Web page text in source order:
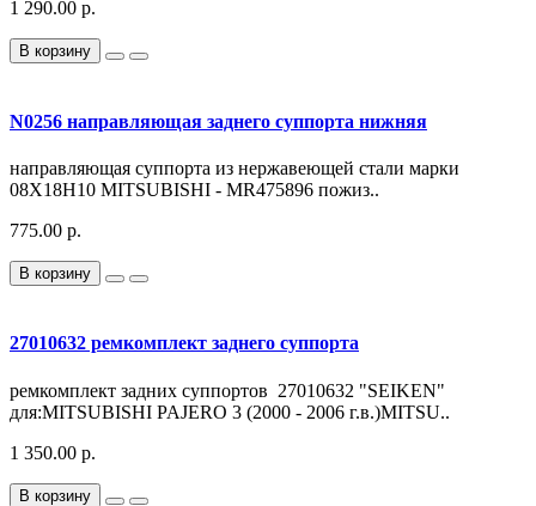
1 290.00 р.
В корзину
N0256 направляющая заднего суппорта нижняя
направляющая суппорта из нержавеющей стали марки
08Х18Н10 MITSUBISHI - MR475896 пожиз..
775.00 р.
В корзину
27010632 ремкомплект заднего суппорта
ремкомплект задних суппортов 27010632 "SEIKEN"
для:MITSUBISHI PAJERO 3 (2000 - 2006 г.в.)MITSU..
1 350.00 р.
В корзину